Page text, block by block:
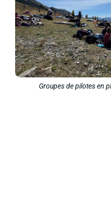
Groupes de pilotes en